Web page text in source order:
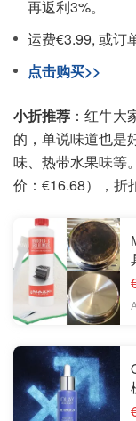
再返利3%。
运费€3.99, 或订
点击购买>>
小折推荐 ：红牛
的，单说味道也是
味、热带水果味等
价：€16.68），折